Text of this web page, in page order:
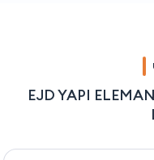
EJD YAPI